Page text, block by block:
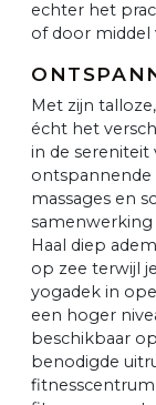
echter het
of door middel
Met zijn
écht het
in de sereniteit
ontspannende
massages en
samenwerking
Haal diep
op zee terwijl
yogadek in
een hoger
beschikbaar
benodigde
fitnesscentrum